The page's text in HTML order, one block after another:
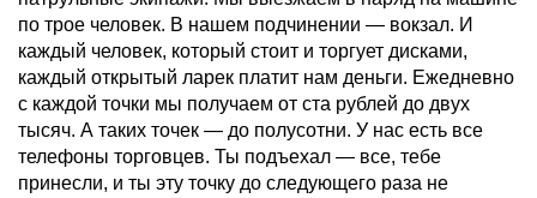
по трое человек. В нашем подчинении — вокзал. И
каждый человек, который стоит и торгует дисками,
каждый открытый ларек платит нам деньги. Ежедневно
с каждой точки мы получаем от ста рублей до двух
тысяч. А таких точек — до полусотни. У нас есть все
телефоны торговцев. Ты подъехал — все, тебе
принесли, и ты эту точку до следующего раза не